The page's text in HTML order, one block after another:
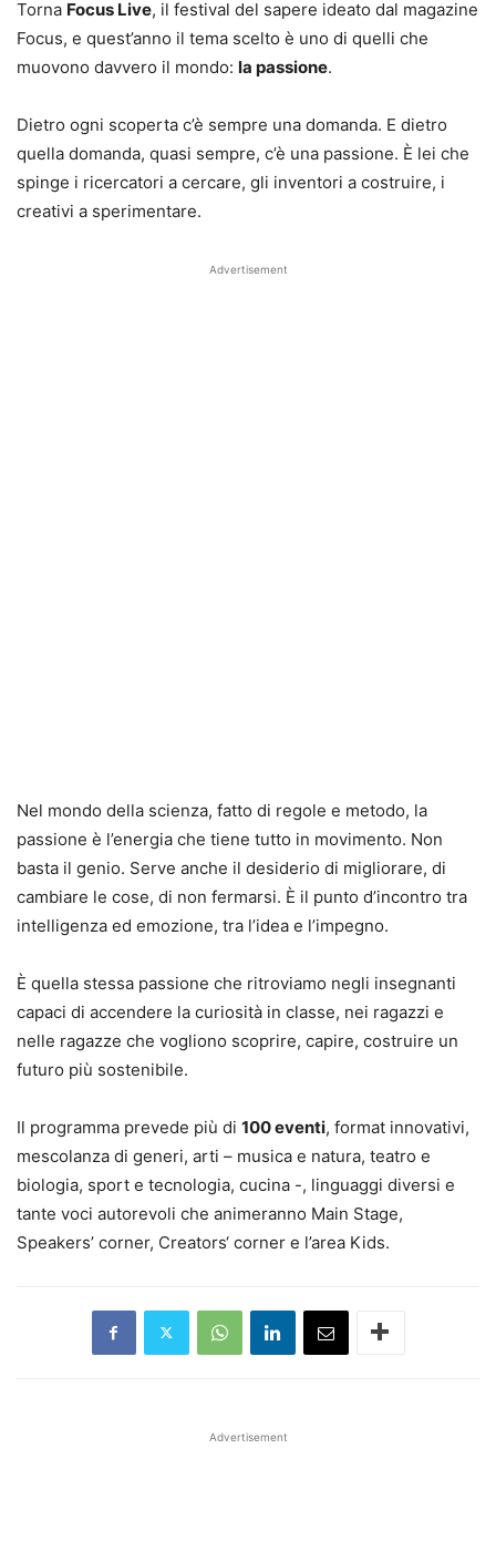
Torna Focus Live, il festival del sapere ideato dal magazine
Focus, e quest’anno il tema scelto è uno di quelli che
muovono davvero il mondo: la passione.
Dietro ogni scoperta c’è sempre una domanda. E dietro
quella domanda, quasi sempre, c’è una passione. È lei che
spinge i ricercatori a cercare, gli inventori a costruire, i
creativi a sperimentare.
Advertisement
Nel mondo della scienza, fatto di regole e metodo, la
passione è l’energia che tiene tutto in movimento. Non
basta il genio. Serve anche il desiderio di migliorare, di
cambiare le cose, di non fermarsi. È il punto d’incontro tra
intelligenza ed emozione, tra l’idea e l’impegno.
È quella stessa passione che ritroviamo negli insegnanti
capaci di accendere la curiosità in classe, nei ragazzi e
nelle ragazze che vogliono scoprire, capire, costruire un
futuro più sostenibile.
Il programma prevede più di 100 eventi, format innovativi,
mescolanza di generi, arti – musica e natura, teatro e
biologia, sport e tecnologia, cucina -, lin­guaggi diversi e
tante voci autorevoli che animeranno Main Stage,
Speakers’ corner, Creators‘ corner e l’area Kids.
Advertisement